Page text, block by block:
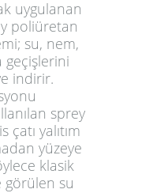
uygulanan
poliüretan
su, nem,
geçişlerini
indirir.
sprey
yalıtım
yüzeye
klasik
görülen su